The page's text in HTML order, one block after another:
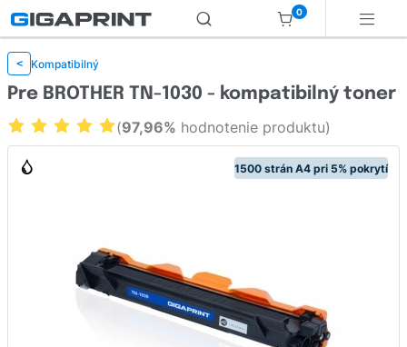
0
< Kompatibilný
1500 strán A4 pri 5% pokrytí
Pre BROTHER TN-1030 - kompatibilný toner
(97,96% hodnotenie produktu)